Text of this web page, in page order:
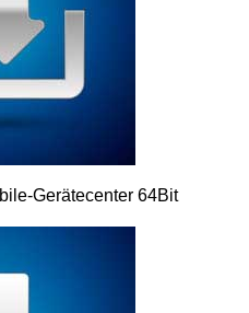
Gerätecenter 64Bit